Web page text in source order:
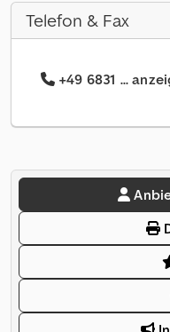
Telefon & Fax
+49 6831 ...